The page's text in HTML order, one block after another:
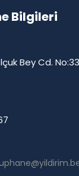
Bilgileri
Bey Cd.